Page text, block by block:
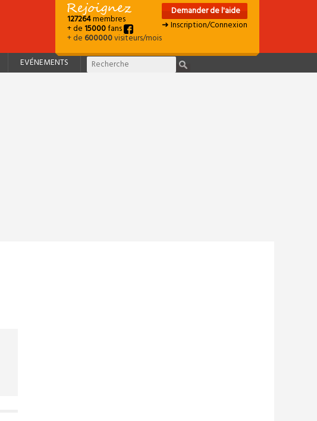
127264membres
+ de15000fans
+ de600000visiteurs/mois
Demander de l'aide
➜ Inscription/Connexion
EVÉNEMENTS